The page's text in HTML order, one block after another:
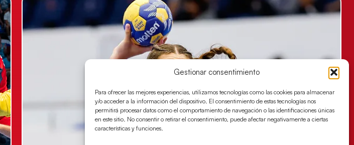
Gestionar consentimiento
Para ofrecer las mejores experiencias, utilizamos tecnologías como las cookies para almacenar
y/o acceder a la información del dispositivo. El consentimiento de estas tecnologías nos
permitirá procesar datos como el comportamiento de navegación o las identificaciones únicas
en este sitio. No consentir o retirar el consentimiento, puede afectar negativamente a ciertas
características y funciones.